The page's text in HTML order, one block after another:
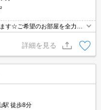
す☆ご希望のお部屋を全力で
詳細を見る
駅 徒歩8分